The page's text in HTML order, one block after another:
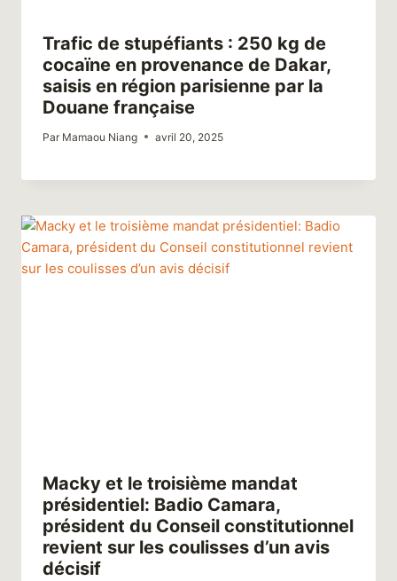
Trafic de stupéfiants : 250 kg de
cocaïne en provenance de Dakar,
saisis en région parisienne par la
Douane française
Par Mamaou Niang avril 20, 2025
Macky et le troisième mandat
présidentiel: Badio Camara,
président du Conseil constitutionnel
revient sur les coulisses d’un avis
décisif